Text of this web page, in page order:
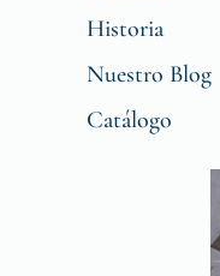
Historia
Nuestro Blog
Catálogo